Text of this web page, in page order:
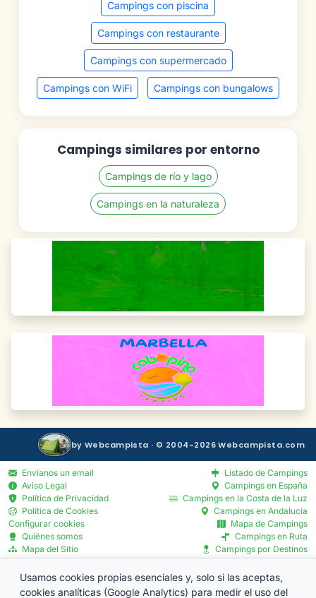
Campings con piscina
Campings con restaurante
Campings con supermercado
Campings con WiFi Campings con bungalows
Campings similares por entorno
Campings de río y lago
Campings en la naturaleza
by Webcampista · © 2004-2026 Webcampista.com
Envíanos un email
Aviso Legal
Política de Privacidad
Política de Cookies
Configurar cookies
Quiénes somos
Mapa del Sitio
Blog
Menú Profesionales
Listado de Campings
Campings en España
Campings en la Costa de la Luz
Campings en Andalucía
Mapa de Campings
Campings en Ruta
Campings por Destinos
Servicios por Provincia
Usamos cookies propias esenciales y, solo si las aceptas,
cookies analíticas (Google Analytics) para medir el uso del